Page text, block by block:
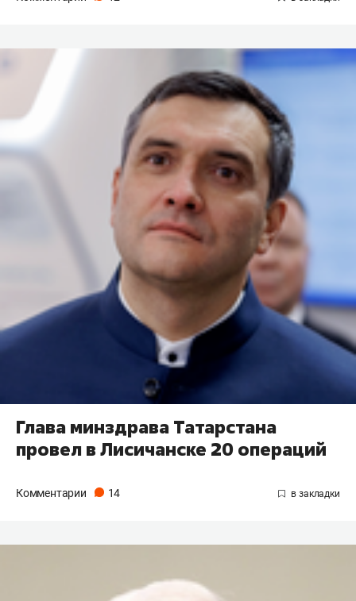
Глава минздрава Татарстана
провел в Лисичанске 20 операций
Комментарии 14